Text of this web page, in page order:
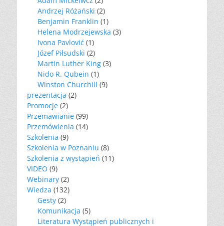
Andrzej Różański (2)
Benjamin Franklin (1)
Helena Modrzejewska (3)
Ivona Pavlović (1)
Józef Piłsudski (2)
Martin Luther King (3)
Nido R. Qubein (1)
Winston Churchill (9)
prezentacja (2)
Promocje (2)
Przemawianie (99)
Przemówienia (14)
Szkolenia (9)
Szkolenia w Poznaniu (8)
Szkolenia z wystąpień (11)
VIDEO (9)
Webinary (2)
Wiedza (132)
Gesty (2)
Komunikacja (5)
Literatura Wystąpień publicznych i